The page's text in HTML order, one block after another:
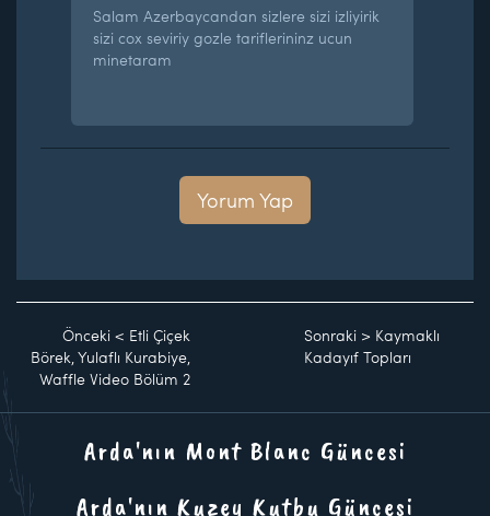
Salam Azerbaycandan sizlere sizi izliyirik
sizi cox seviriy gozle tariflerininz ucun
minetaram
Yorum Yap
Önceki < Etli Çiçek
Börek, Yulaflı Kurabiye,
Waffle Video Bölüm 2
Sonraki > Kaymaklı
Kadayıf Topları
Arda'nın Mont Blanc Güncesi
Arda'nın Kuzey Kutbu Güncesi